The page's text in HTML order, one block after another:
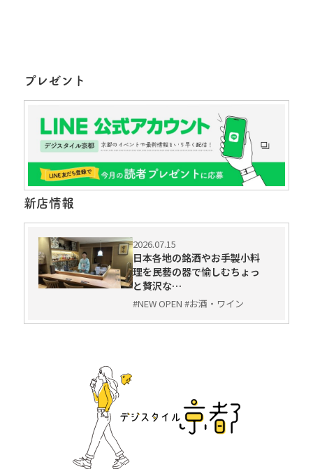
プレゼント
新店情報
2026.07.15
日本各地の銘酒やお手製小料
理を民藝の器で愉しむちょっ
と贅沢な…
#NEW OPEN #お酒・ワイン